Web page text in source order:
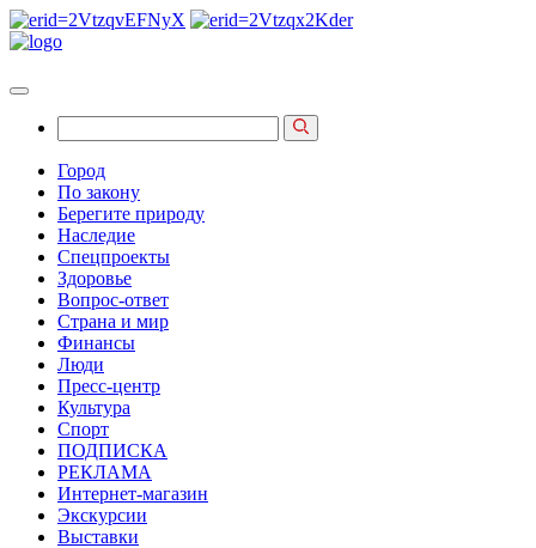
Город
По закону
Берегите природу
Наследие
Спецпроекты
Здоровье
Вопрос-ответ
Страна и мир
Финансы
Люди
Пресс-центр
Культура
Спорт
ПОДПИСКА
РЕКЛАМА
Интернет-магазин
Экскурсии
Выставки